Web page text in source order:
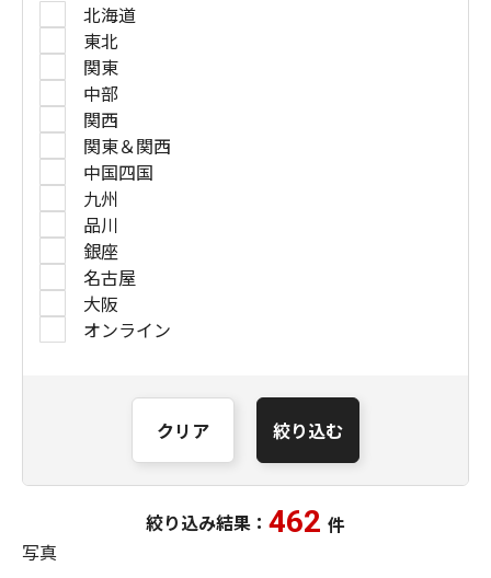
北海道
東北
関東
中部
関西
関東＆関西
中国四国
九州
品川
銀座
名古屋
大阪
オンライン
クリア 絞り込む
絞り込み結果： 462 件
写真